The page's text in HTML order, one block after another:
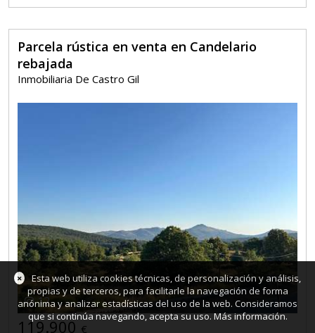
Parcela rústica en venta en Candelario
rebajada
Inmobiliaria De Castro Gil
12
119.900€
×
Esta web utiliza cookies técnicas, de personalización y análisis,
propias y de terceros, para facilitarle la navegación de forma
anónima y analizar estadísticas del uso de la web. Consideramos
que si continúa navegando, acepta su uso.Más información.